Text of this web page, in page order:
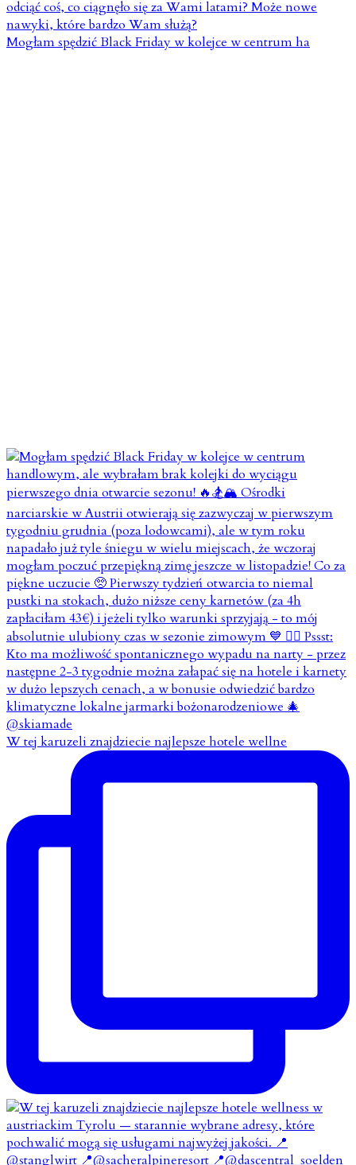
Mogłam spędzić Black Friday w kolejce w centrum ha
W tej karuzeli znajdziecie najlepsze hotele wellne